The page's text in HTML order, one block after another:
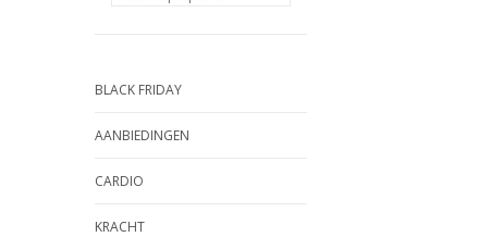
BLACK FRIDAY
AANBIEDINGEN
CARDIO
KRACHT